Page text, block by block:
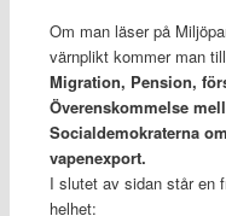
Om man läser på
värnplikt kommer man
Migration, Pension,
Överenskommelse
Socialdemokraterna
vapenexport.
I slutet av sidan står en
helhet: